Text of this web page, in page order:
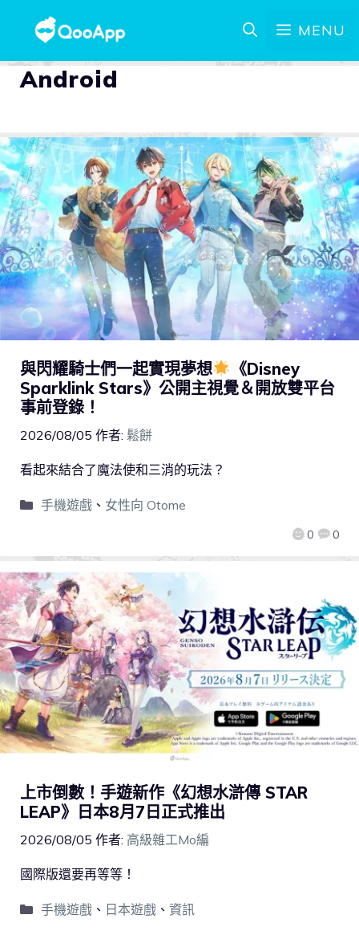
MENU
Android
與閃耀騎士們一起實現夢想
《Disney
Sparklink Stars》公開主視覺＆開放雙平台
事前登錄！
2026/08/05 作者: 鬆餅
0 0
看起來結合了魔法使和三消的玩法？
手機遊戲、 女性向 Otome
上市倒數！手遊新作《幻想水滸傳 STAR
LEAP》日本8月7日正式推出
2026/08/05 作者: 高級雜工Mo編
國際版還要再等等！
手機遊戲、 日本遊戲、 資訊